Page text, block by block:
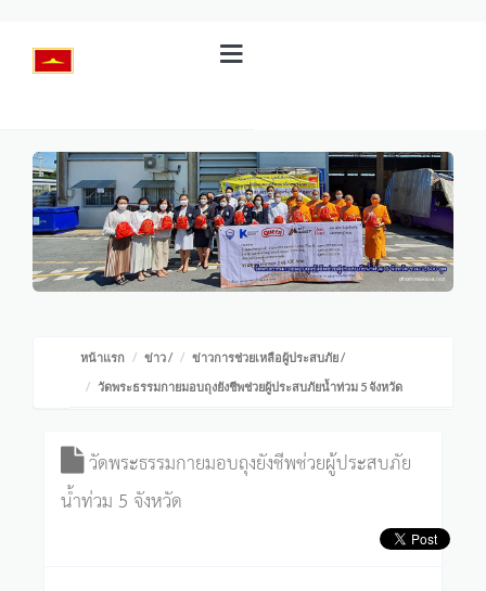
หน้าแรก ข่าว/ ข่าวการช่วยเหลือผู้ประสบภัย/
วัดพระธรรมกายมอบถุงยังชีพช่วยผู้ประสบภัยน้ำท่วม 5 จังหวัด
วัดพระธรรมกายมอบถุงยังชีพช่วยผู้ประสบภัย
น้ำท่วม 5 จังหวัด